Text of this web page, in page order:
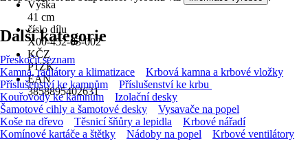
Výška
41 cm
číslo dílu
X00-452-03-002
KČZ
P1ZK
EAN
3858895402631
Další kategorie
Přeskočit seznam
Kamna, radiátory a klimatizace
Krbová kamna a krbové vložky
Příslušenství ke kamnům
Příslušenství ke krbu
Kouřovody ke kamnům
Izolační desky
Šamotové cihly a šamotové desky
Vysavače na popel
Koše na dřevo
Těsnicí šňůry a lepidla
Krbové nářadí
Komínové kartáče a štětky
Nádoby na popel Krbové ventilátory